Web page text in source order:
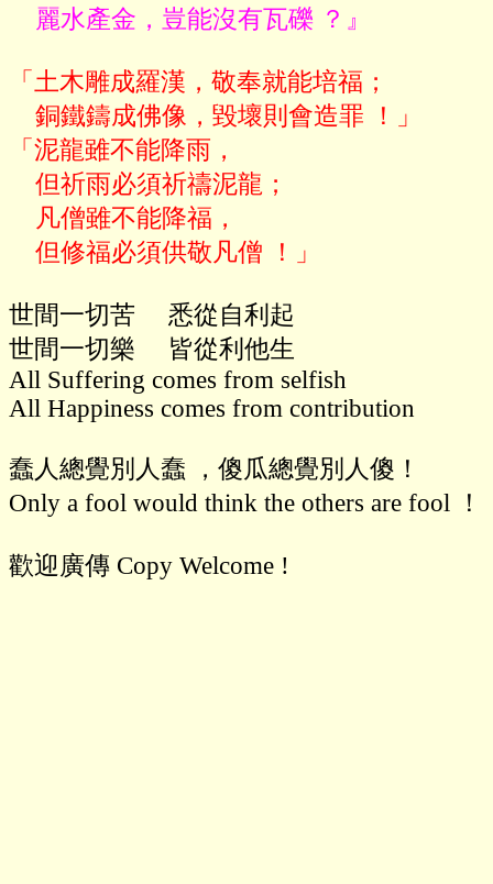
    麗水產金，豈能沒有瓦礫 ？』
「土木雕成羅漢，敬奉就能培福；
「泥龍雖不能降雨，
世間一切苦     悉從自利起
世間一切樂     皆從利他生
All Suffering comes from selfish
All Happiness comes from contribution
蠢人總覺別人蠢 ，傻瓜總覺別人傻！
Only a fool would think the others are fool ！
歡迎廣傳 Copy Welcome !